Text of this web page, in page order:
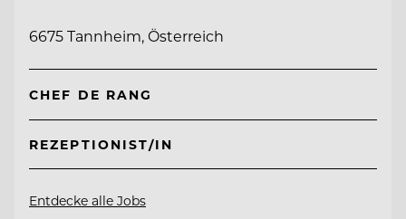
6675 Tannheim, Österreich
CHEF DE RANG
REZEPTIONIST/IN
Entdecke alle Jobs